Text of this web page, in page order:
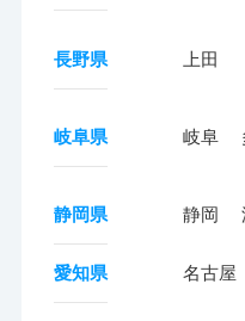
長野県 上田
岐阜県 岐阜
静岡県 静岡
愛知県 名古屋